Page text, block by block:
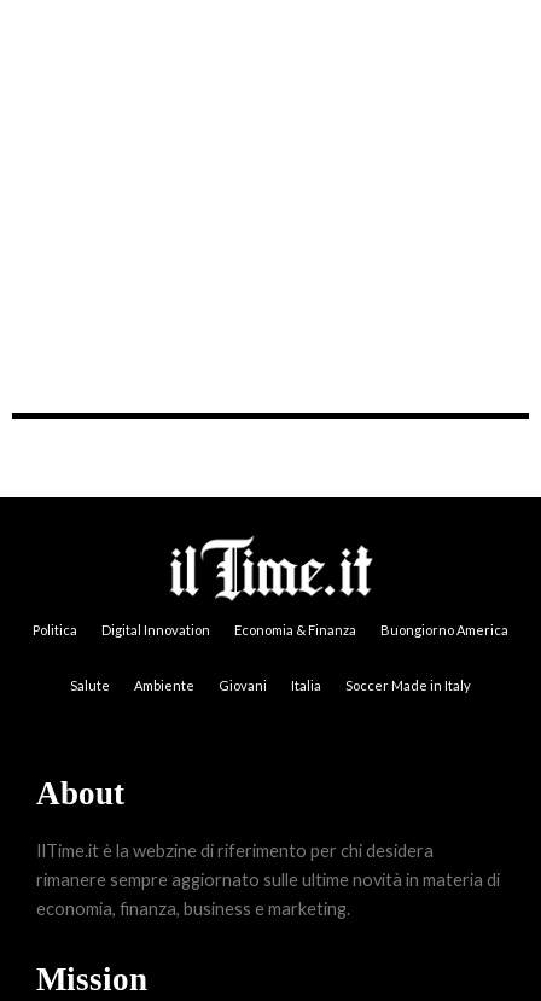
Politica Digital Innovation Economia & Finanza Buongiorno America
Salute Ambiente Giovani Italia Soccer Made in Italy
About
IlTime.it è la webzine di riferimento per chi desidera
rimanere sempre aggiornato sulle ultime novità in materia di
economia, finanza, business e marketing.
Mission